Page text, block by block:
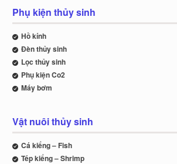
Phụ kiện thủy sinh
Hồ kính
Đèn thủy sinh
Lọc thủy sinh
Phụ kiện Co2
Máy bơm
Vật nuôi thủy sinh
Cá kiểng – Fish
Tép kiểng – Shrimp